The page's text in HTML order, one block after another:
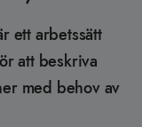
ett arbetssätt
att beskriva
med behov av